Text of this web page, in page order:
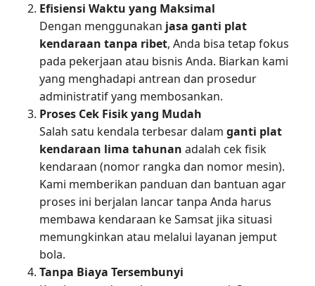
Efisiensi Waktu yang Maksimal
Dengan menggunakan jasa ganti plat
kendaraan tanpa ribet, Anda bisa tetap fokus
pada pekerjaan atau bisnis Anda. Biarkan kami
yang menghadapi antrean dan prosedur
administratif yang membosankan.
Proses Cek Fisik yang Mudah
Salah satu kendala terbesar dalam ganti plat
kendaraan lima tahunan adalah cek fisik
kendaraan (nomor rangka dan nomor mesin).
Kami memberikan panduan dan bantuan agar
proses ini berjalan lancar tanpa Anda harus
membawa kendaraan ke Samsat jika situasi
memungkinkan atau melalui layanan jemput
bola.
Tanpa Biaya Tersembunyi